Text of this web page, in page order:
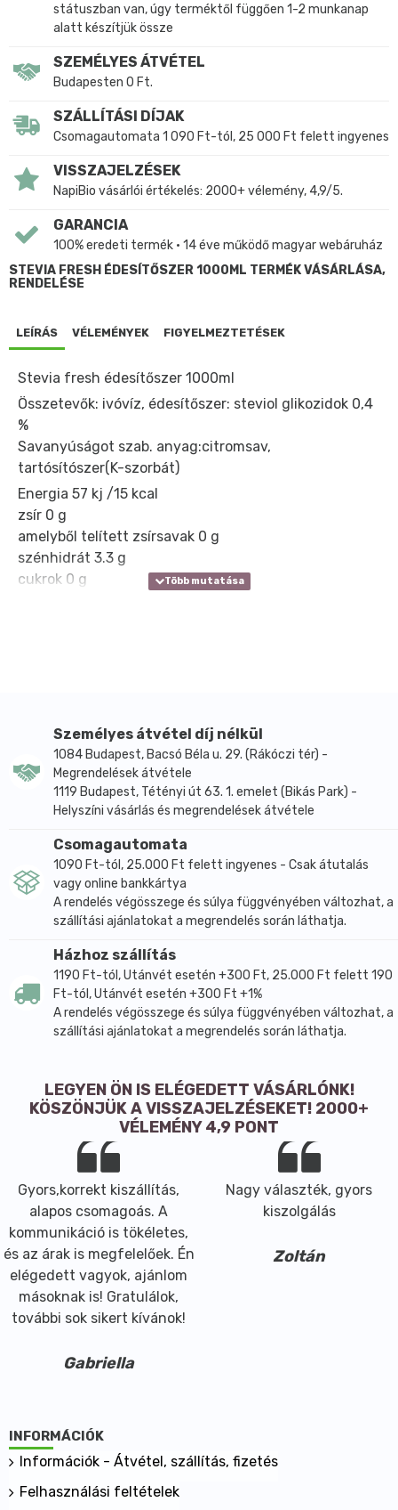
státuszban van, úgy terméktől függően 1-2 munkanap
alatt készítjük össze
SZEMÉLYES ÁTVÉTEL
Budapesten 0 Ft.
SZÁLLÍTÁSI DÍJAK
Csomagautomata 1 090 Ft-tól, 25 000 Ft felett ingyenes
VISSZAJELZÉSEK
NapiBio vásárlói értékelés: 2000+ vélemény, 4,9/5.
GARANCIA
100% eredeti termék • 14 éve működő magyar webáruház
STEVIA FRESH ÉDESÍTŐSZER 1000ML TERMÉK VÁSÁRLÁSA,
RENDELÉSE
LEÍRÁS VÉLEMÉNYEK FIGYELMEZTETÉSEK
Stevia fresh édesítőszer 1000ml
Összetevők: ivóvíz, édesítőszer: steviol glikozidok 0,4
%
Savanyúságot szab. anyag:citromsav,
tartósítószer(K-szorbát)
Energia 57 kj /15 kcal
zsír 0 g
amelyből telített zsírsavak 0 g
szénhidrát 3.3 g
cukrok 0 g
Személyes átvétel díj nélkül
1084 Budapest, Bacsó Béla u. 29. (Rákóczi tér) -
Megrendelések átvétele
1119 Budapest, Tétényi út 63. 1. emelet (Bikás Park) -
Helyszíni vásárlás és megrendelések átvétele
Csomagautomata
1090 Ft-tól, 25.000 Ft felett ingyenes - Csak átutalás
vagy online bankkártya
A rendelés végösszege és súlya függvényében változhat, a
szállítási ajánlatokat a megrendelés során láthatja.
Házhoz szállítás
1190 Ft-tól, Utánvét esetén +300 Ft, 25.000 Ft felett 190
Ft-tól, Utánvét esetén +300 Ft +1%
A rendelés végösszege és súlya függvényében változhat, a
szállítási ajánlatokat a megrendelés során láthatja.
LEGYEN ÖN IS ELÉGEDETT VÁSÁRLÓNK!
KÖSZÖNJÜK A VISSZAJELZÉSEKET! 2000+
VÉLEMÉNY 4,9 PONT
Gyors,korrekt kiszállítás,
alapos csomagoás. A
kommunikáció is tökéletes,
és az árak is megfelelőek. Én
elégedett vagyok, ajánlom
másoknak is! Gratulálok,
további sok sikert kívánok!
Gabriella
Nagy választék, gyors
kiszolgálás
Zoltán
INFORMÁCIÓK
Információk - Átvétel, szállítás, fizetés
Felhasználási feltételek